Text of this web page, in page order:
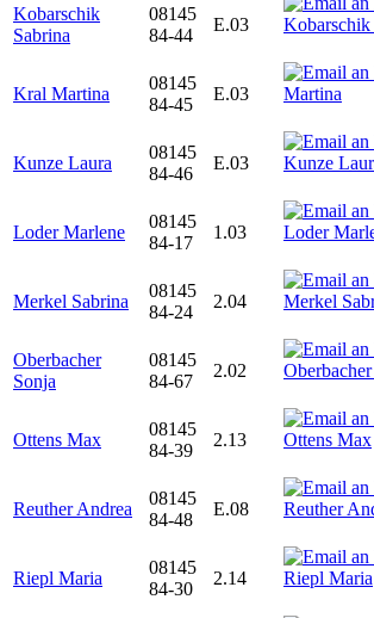
Kobarschik
Sabrina
08145
84-44
E.03
Kral Martina
08145
84-45
E.03
Kunze Laura
08145
84-46
E.03
Loder Marlene
08145
84-17
1.03
Merkel Sabrina
08145
84-24
2.04
Oberbacher
Sonja
08145
84-67
2.02
Ottens Max
08145
84-39
2.13
Reuther Andrea
08145
84-48
E.08
Riepl Maria
08145
84-30
2.14